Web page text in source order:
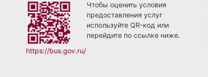
Чтобы оценить условия
предоставления услуг
используйте QR-код или
перейдите по ссылке ниже.
https://bus.gov.ru/